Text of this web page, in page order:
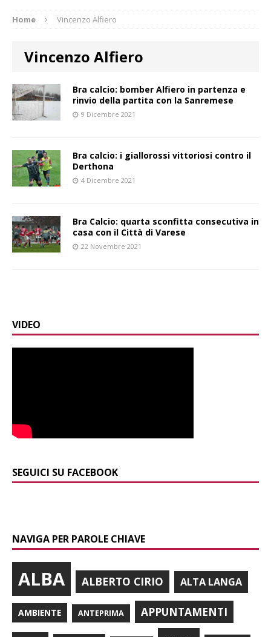
Home Vincenzo Alfiero
Vincenzo Alfiero
Bra calcio: bomber Alfiero in partenza e
rinvio della partita con la Sanremese
9 Dicembre 2021
Bra calcio: i giallorossi vittoriosi contro il
Derthona
4 Dicembre 2021
Bra Calcio: quarta sconfitta consecutiva in
casa con il Città di Varese
22 Novembre 2021
VIDEO
SEGUICI SU FACEBOOK
NAVIGA PER PAROLE CHIAVE
ALBA ALBERTO CIRIO ALTA LANGA
AMBIENTE ANTEPRIMA APPUNTAMENTI